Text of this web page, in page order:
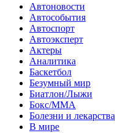
Автоновости
Автособытия
Автоспорт
Автоэксперт
Актеры
Аналитика
Баскетбол
Безумный мир
Биатлон/Лыжи
Бокс/MMA
Болезни и лекарства
В мире